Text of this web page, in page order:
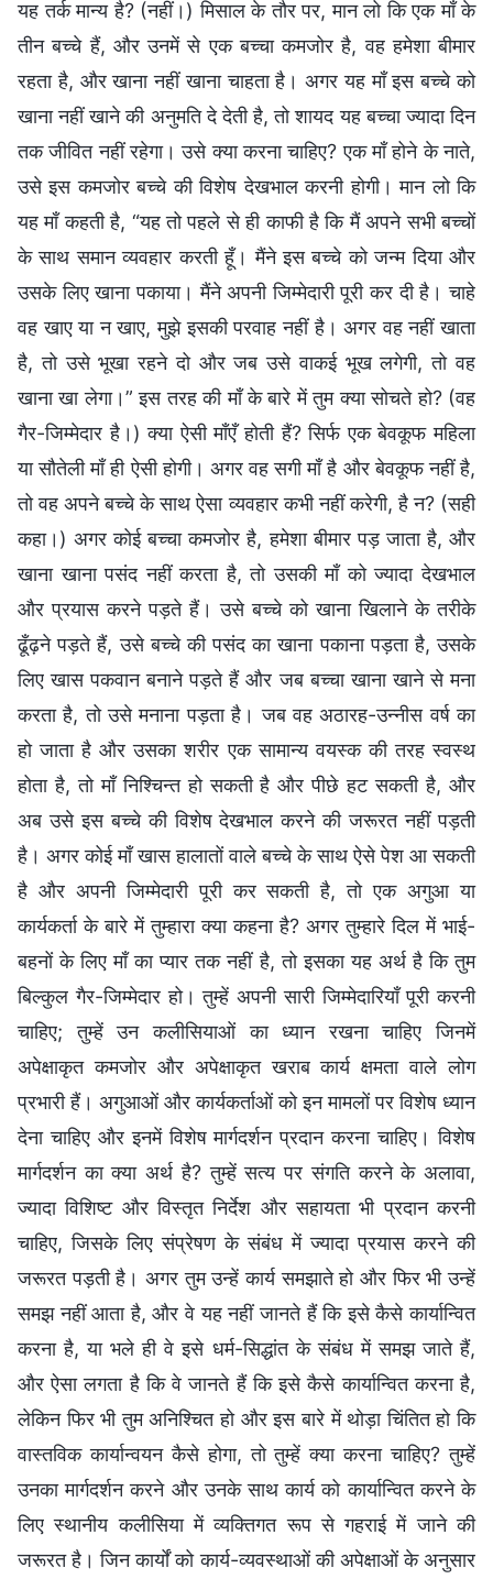
यह तर्क मान्य है? (नहीं।) मिसाल के तौर पर, मान लो कि एक माँ के
तीन बच्चे हैं, और उनमें से एक बच्चा कमजोर है, वह हमेशा बीमार
रहता है, और खाना नहीं खाना चाहता है। अगर यह माँ इस बच्चे को
खाना नहीं खाने की अनुमति दे देती है, तो शायद यह बच्चा ज्यादा दिन
तक जीवित नहीं रहेगा। उसे क्या करना चाहिए? एक माँ होने के नाते,
उसे इस कमजोर बच्चे की विशेष देखभाल करनी होगी। मान लो कि
यह माँ कहती है, “यह तो पहले से ही काफी है कि मैं अपने सभी बच्चों
के साथ समान व्यवहार करती हूँ। मैंने इस बच्चे को जन्म दिया और
उसके लिए खाना पकाया। मैंने अपनी जिम्मेदारी पूरी कर दी है। चाहे
वह खाए या न खाए, मुझे इसकी परवाह नहीं है। अगर वह नहीं खाता
है, तो उसे भूखा रहने दो और जब उसे वाकई भूख लगेगी, तो वह
खाना खा लेगा।” इस तरह की माँ के बारे में तुम क्या सोचते हो? (वह
गैर-जिम्मेदार है।) क्या ऐसी माँएँ होती हैं? सिर्फ एक बेवकूफ महिला
या सौतेली माँ ही ऐसी होगी। अगर वह सगी माँ है और बेवकूफ नहीं है,
तो वह अपने बच्चे के साथ ऐसा व्यवहार कभी नहीं करेगी, है न? (सही
कहा।) अगर कोई बच्चा कमजोर है, हमेशा बीमार पड़ जाता है, और
खाना खाना पसंद नहीं करता है, तो उसकी माँ को ज्यादा देखभाल
और प्रयास करने पड़ते हैं। उसे बच्चे को खाना खिलाने के तरीके
ढूँढ़ने पड़ते हैं, उसे बच्चे की पसंद का खाना पकाना पड़ता है, उसके
लिए खास पकवान बनाने पड़ते हैं और जब बच्चा खाना खाने से मना
करता है, तो उसे मनाना पड़ता है। जब वह अठारह-उन्नीस वर्ष का
हो जाता है और उसका शरीर एक सामान्य वयस्क की तरह स्वस्थ
होता है, तो माँ निश्चिन्त हो सकती है और पीछे हट सकती है, और
अब उसे इस बच्चे की विशेष देखभाल करने की जरूरत नहीं पड़ती
है। अगर कोई माँ खास हालातों वाले बच्चे के साथ ऐसे पेश आ सकती
है और अपनी जिम्मेदारी पूरी कर सकती है, तो एक अगुआ या
कार्यकर्ता के बारे में तुम्हारा क्या कहना है? अगर तुम्हारे दिल में भाई-
बहनों के लिए माँ का प्यार तक नहीं है, तो इसका यह अर्थ है कि तुम
बिल्कुल गैर-जिम्मेदार हो। तुम्हें अपनी सारी जिम्मेदारियाँ पूरी करनी
चाहिए; तुम्हें उन कलीसियाओं का ध्यान रखना चाहिए जिनमें
अपेक्षाकृत कमजोर और अपेक्षाकृत खराब कार्य क्षमता वाले लोग
प्रभारी हैं। अगुआओं और कार्यकर्ताओं को इन मामलों पर विशेष ध्यान
देना चाहिए और इनमें विशेष मार्गदर्शन प्रदान करना चाहिए। विशेष
मार्गदर्शन का क्या अर्थ है? तुम्हें सत्य पर संगति करने के अलावा,
ज्यादा विशिष्ट और विस्तृत निर्देश और सहायता भी प्रदान करनी
चाहिए, जिसके लिए संप्रेषण के संबंध में ज्यादा प्रयास करने की
जरूरत पड़ती है। अगर तुम उन्हें कार्य समझाते हो और फिर भी उन्हें
समझ नहीं आता है, और वे यह नहीं जानते हैं कि इसे कैसे कार्यान्वित
करना है, या भले ही वे इसे धर्म-सिद्धांत के संबंध में समझ जाते हैं,
और ऐसा लगता है कि वे जानते हैं कि इसे कैसे कार्यान्वित करना है,
लेकिन फिर भी तुम अनिश्चित हो और इस बारे में थोड़ा चिंतित हो कि
वास्तविक कार्यान्वयन कैसे होगा, तो तुम्हें क्या करना चाहिए? तुम्हें
उनका मार्गदर्शन करने और उनके साथ कार्य को कार्यान्वित करने के
लिए स्थानीय कलीसिया में व्यक्तिगत रूप से गहराई में जाने की
जरूरत है। जिन कार्यों को कार्य-व्यवस्थाओं की अपेक्षाओं के अनुसार